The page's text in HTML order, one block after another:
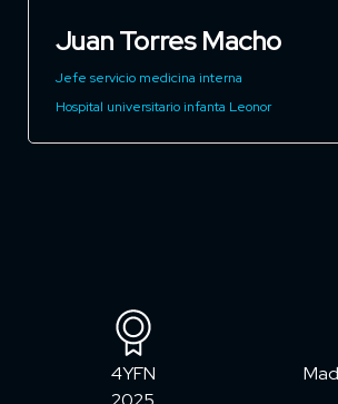
Juan Torres Macho
Jefe servicio medicina interna
Hospital universitario infanta Leonor
4YFN